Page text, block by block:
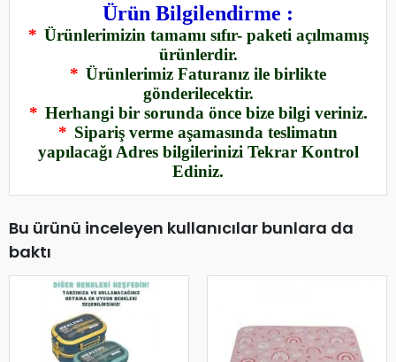
Ürün Bilgilendirme :
* Ürünlerimizin tamamı sıfır- paketi açılmamış
ürünlerdir.
* Ürünlerimiz Faturanız ile birlikte
gönderilecektir.
* Herhangi bir sorunda önce bize bilgi veriniz.
* Sipariş verme aşamasında teslimatın
yapılacağı Adres bilgilerinizi Tekrar Kontrol
Ediniz.
Bu ürünü inceleyen kullanıcılar bunlara da
baktı